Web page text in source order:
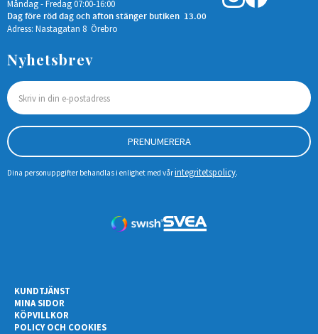
Måndag - Fredag 07:00-16:00
Dag före röd dag och afton stänger butiken 13.00
Adress: Nastagatan 8 Örebro
Nyhetsbrev
PRENUMERERA
Dina personuppgifter behandlas i enlighet med vårintegritetspolicy.
KUNDTJÄNST
MINA SIDOR
KÖPVILLKOR
POLICY OCH COOKIES